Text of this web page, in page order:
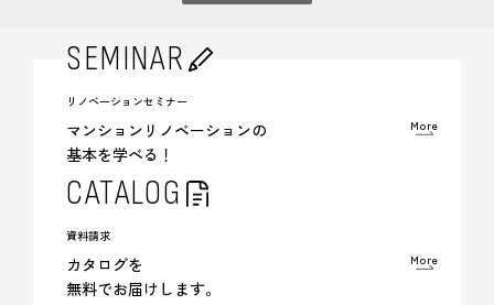
SEMINAR
リノベーションセミナー
マンションリノベーションの
基本を学べる！
More
CATALOG
資料請求
カタログを
無料でお届けします。
More